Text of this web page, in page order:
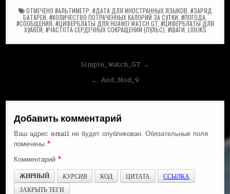
ОТМЕЧЕНО #АЛЬТИМЕТР #ДАТА ДЛЯ ИНОСТРАННЫХ ЯЗЫКОВ #ЗАРЯД
БАТАРЕИ #КОЛИЧЕСТВО ПОТРАЧЕННЫХ КАЛОРИЙ ЗА СУТКИ #ПОГОДА
#СООБЩЕНИЯ #ЦИФЕРБЛАТЫ ДЛЯ HUAWEI WATCH GT, #ЦИФЕРБЛАТЫ ДЛЯ
ХУАВЕЙ #ЧАСТОТА СЕРДЕЧНЫХ СОКРАЩЕНИЙ (ПУЛЬС) ,#ШАГИ LIOLIKS
НавигацияSimple_Watch_GT →
← Aod_Mod_9
Добавить комментарий
Ваш адрес email не будет опубликован. Обязательные поля
помечены*
Комментарий*
ЖИРНЫЙ
КУРСИВ КОД ЦИТАТА
ССЫЛКА
ЗАКРЫТЬ ТЕГИ